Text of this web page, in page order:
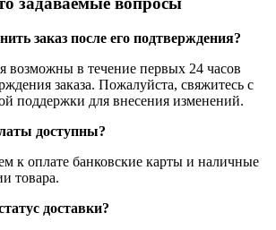
заказ после его подтверждения?
возможны в течение первых 24 часов
заказа. Пожалуйста, свяжитесь с
поддержки для внесения изменений.
доступны?
к оплате банковские карты и наличные
товара.
доставки?